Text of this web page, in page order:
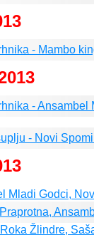
- Mambo
- Ansambel
- Novi
Mladi Godci,
Žlindre,